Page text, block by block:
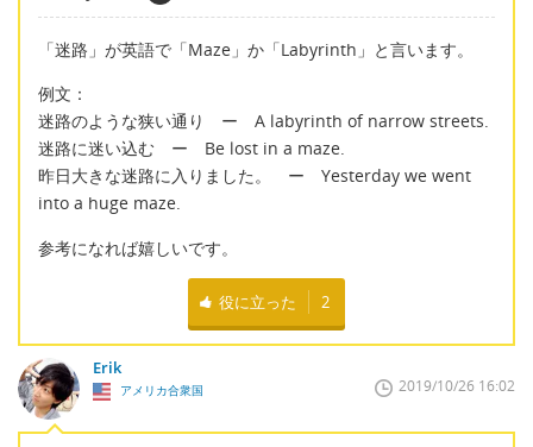
「迷路」が英語で「Maze」か「Labyrinth」と言います。
例文：
迷路のような狭い通り ー A labyrinth of narrow streets.
迷路に迷い込む ー Be lost in a maze.
昨日大きな迷路に入りました。 ー Yesterday we went
into a huge maze.
参考になれば嬉しいです。
役に立った 2
Erik
アメリカ合衆国 2019/10/26 16:02